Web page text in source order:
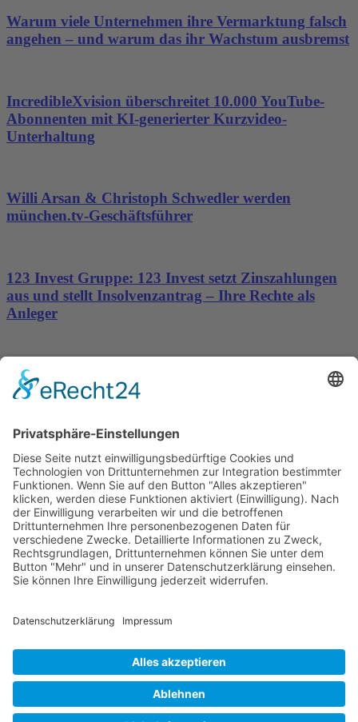
Warum viele Unternehmen ihre Vermarktung falsch
angehen – und warum das ihr Wachstum ausbremst
IncredibleXvision überschreitet 10.000 YouTube-
Abonnenten mit KI-generierter Kurzvideo-
Unterhaltung
Willi Arsan & Christoph Schwedler werden
münchen.tv-Geschäftsführer
123 Invest Gruppe: 123 Invest setzt Zinszahlungen
aus und stellt Insolvenzantrag – Ihre Rechte als
Anleger
Dronus sichert sich 15 Millionen Dollar und treibt
den Aufbau autonomer Luftinfrastruktur voran
Wichtiges
Impressum
Datenschutz
Kooperation
Werbung
Presse- und Öffentlichkeitsarbeit
Aktuelles
Themenwelt
Geprüfter Franchisegeber
© 2023 Franchisevergleich.eu